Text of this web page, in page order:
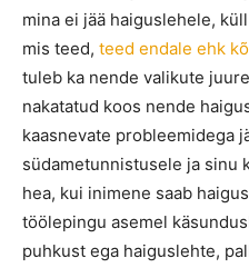
mina ei jää haiguslehele,
mis teed, teed endale ehk
tuleb ka nende valikute
nakatatud koos nende
kaasnevate probleemidega
südametunnistusele ja sinu
hea, kui inimene saab
töölepingu asemel
puhkust ega haiguslehte,